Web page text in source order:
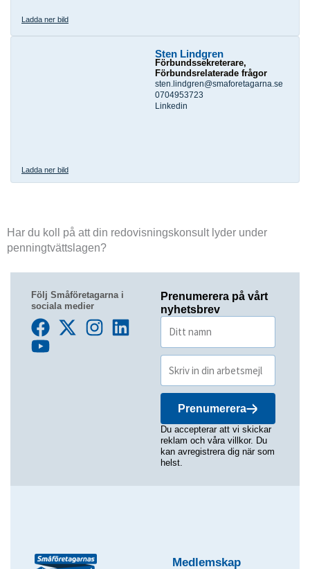
Ladda ner bild
Sten Lindgren
Förbundssekreterare,
Förbundsrelaterade frågor
sten.lindgren@smaforetagarna.se
0704953723
Linkedin
Ladda ner bild
Har du koll på att din redovisningskonsult lyder under
penningtvättslagen?
Följ Småföretagarna i
sociala medier
Prenumerera på vårt
nyhetsbrev
Prenumerera
Du accepterar att vi skickar
reklam och våra villkor. Du
kan avregistrera dig när som
helst.
Medlemskap